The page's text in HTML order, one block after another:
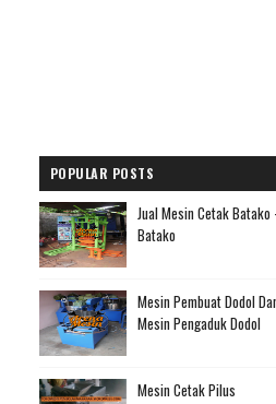
POPULAR POSTS
Jual Mesin Cetak
Batako
Mesin Pembuat Dodol
Mesin Pengaduk Dodol
Mesin Cetak Pilus